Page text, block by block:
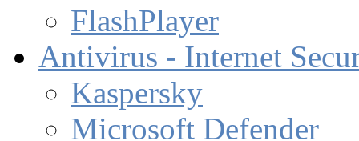
FlashPlayer
Antivirus - Internet
Kaspersky
Microsoft Defender